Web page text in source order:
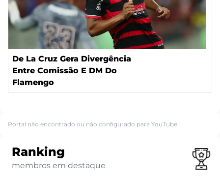
De La Cruz Gera Divergência
Entre Comissão E DM Do
Flamengo
Portal não encontrado ou não configurado para YouTube.
Ranking
membros em destaque